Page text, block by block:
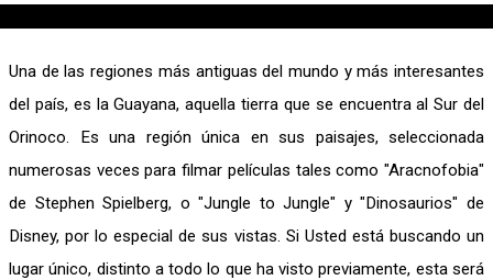
Una de las regiones más antiguas del mundo y más interesantes
del país, es la Guayana, aquella tierra que se encuentra al Sur del
Orinoco. Es una región única en sus paisajes, seleccionada
numerosas veces para filmar películas tales como "Aracnofobia"
de Stephen Spielberg, o "Jungle to Jungle" y "Dinosaurios" de
Disney, por lo especial de sus vistas. Si Usted está buscando un
lugar único, distinto a todo lo que ha visto previamente, esta será